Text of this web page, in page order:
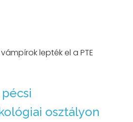
lepték el a PTE
osztályon